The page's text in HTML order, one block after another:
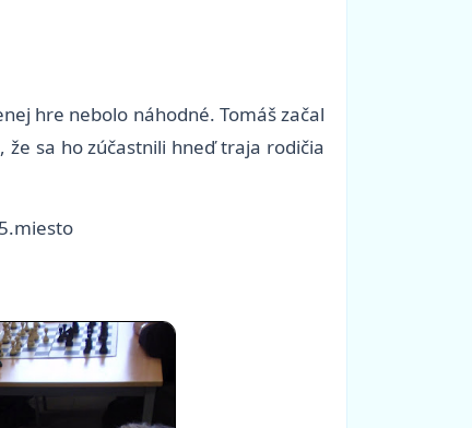
hre nebolo náhodné. Tomáš začal
sa ho zúčastnili hneď traja rodičia